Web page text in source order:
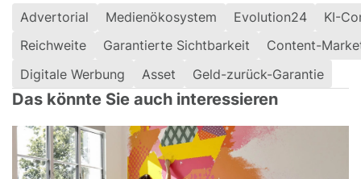
Advertorial Medienökosystem Evolution24
KI-
Reichweite
Garantierte Sichtbarkeit
Content-
Digitale Werbung
Asset Geld-zurück-Garantie
Das könnte Sie auch interessieren